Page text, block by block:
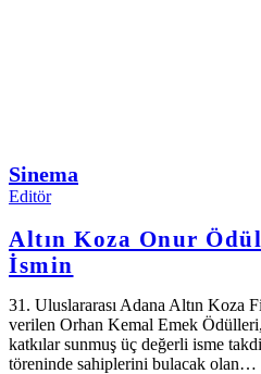
Sinema
Editör
Altın Koza Onur
İsmin
31. Uluslararası Adana Altın Koza
verilen Orhan Kemal Emek
katkılar sunmuş üç değerli isme
töreninde sahiplerini bulacak olan…